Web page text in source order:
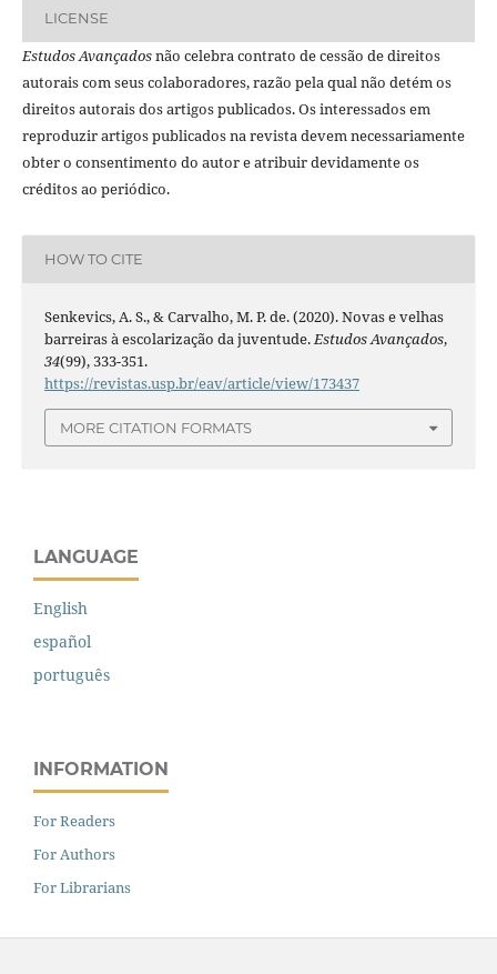
LICENSE
Estudos Avançadosnão celebra contrato de cessão de direitos
autorais com seus colaboradores, razão pela qual não detém os
direitos autorais dos artigos publicados. Os interessados em
reproduzir artigos publicados na revista devem necessariamente
obter o consentimento do autor e atribuir devidamente os
créditos ao periódico.
HOW TO CITE
Senkevics, A. S., & Carvalho, M. P. de. (2020). Novas e velhas
barreiras à escolarização da juventude.Estudos Avançados,
34(99), 333-351.
https://revistas.usp.br/eav/article/view/173437
MORE CITATION FORMATS
LANGUAGE
English
español
português
INFORMATION
For Readers
For Authors
For Librarians